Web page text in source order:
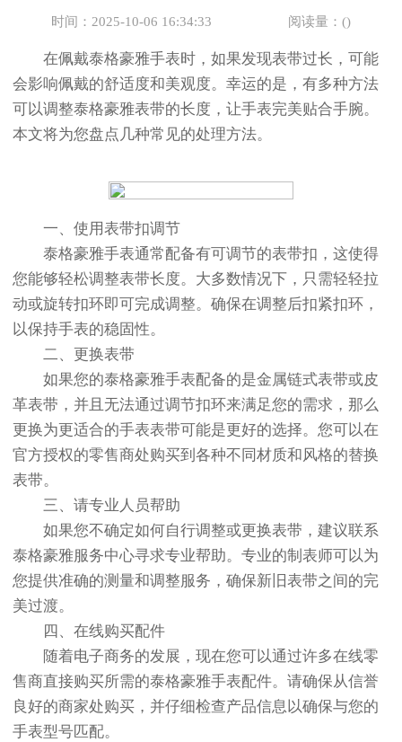
时间：2025-10-06 16:34:33 阅读量：()
在佩戴泰格豪雅手表时，如果发现表带过长，可能
会影响佩戴的舒适度和美观度。幸运的是，有多种方法
可以调整泰格豪雅表带的长度，让手表完美贴合手腕。
本文将为您盘点几种常见的处理方法。
一、使用表带扣调节
泰格豪雅手表通常配备有可调节的表带扣，这使得
您能够轻松调整表带长度。大多数情况下，只需轻轻拉
动或旋转扣环即可完成调整。确保在调整后扣紧扣环，
以保持手表的稳固性。
二、更换表带
如果您的泰格豪雅手表配备的是金属链式表带或皮
革表带，并且无法通过调节扣环来满足您的需求，那么
更换为更适合的手表表带可能是更好的选择。您可以在
官方授权的零售商处购买到各种不同材质和风格的替换
表带。
三、请专业人员帮助
如果您不确定如何自行调整或更换表带，建议联系
泰格豪雅服务中心寻求专业帮助。专业的制表师可以为
您提供准确的测量和调整服务，确保新旧表带之间的完
美过渡。
四、在线购买配件
随着电子商务的发展，现在您可以通过许多在线零
售商直接购买所需的泰格豪雅手表配件。请确保从信誉
良好的商家处购买，并仔细检查产品信息以确保与您的
手表型号匹配。